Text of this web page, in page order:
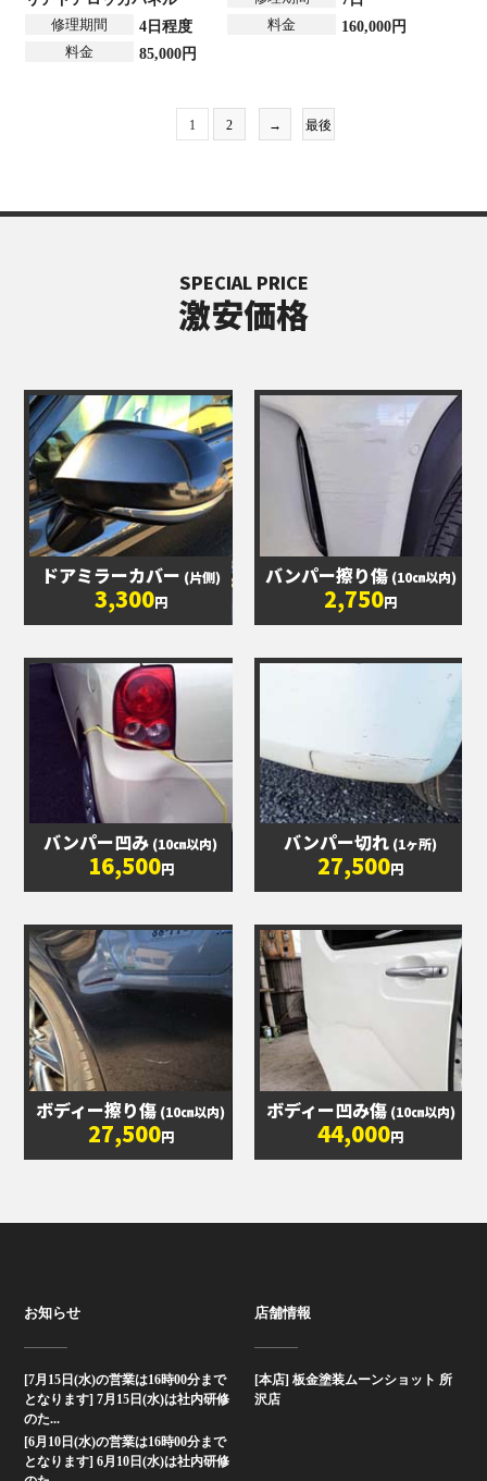
修理期間
4日程度
料金
85,000円
料金
160,000円
1 2 → 最後
SPECIAL PRICE
激安価格
ドアミラーカバー (片側)
3,300円
バンパー擦り傷 (10㎝以内)
2,750円
バンパー凹み (10㎝以内)
16,500円
バンパー切れ (1ヶ所)
27,500円
ボディー擦り傷 (10㎝以内)
27,500円
ボディー凹み傷 (10㎝以内)
44,000円
お知らせ
[7月15日(水)の営業は16時00分まで
となります] 7月15日(水)は社内研修
のた...
[6月10日(水)の営業は16時00分まで
となります] 6月10日(水)は社内研修
店舗情報
[本店] 板金塗装ムーンショット 所
沢店